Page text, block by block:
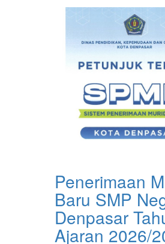
Penerimaan
Baru SMP
Denpasar
Ajaran 2026/